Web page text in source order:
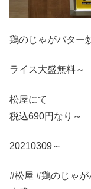
鶏のじゃがバター
ライス大盛無料～
松屋にて
税込690円なり～
20210309～
#松屋 #鶏のじゃ